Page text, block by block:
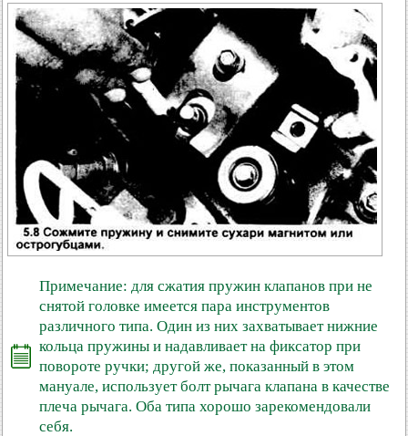
Примечание: для сжатия пружин клапанов при не
снятой головке имеется пара инструментов
различного типа. Один из них захватывает нижние
кольца пружины и надавливает на фиксатор при
повороте ручки; другой же, показанный в этом
мануале, использует болт рычага клапана в качестве
плеча рычага. Оба типа хорошо зарекомендовали
себя.